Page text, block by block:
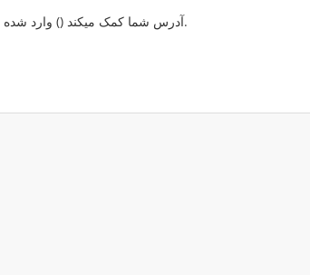
فرم سفارش در محیط امنی ایجاد میشود و به جلوگیری از تقلب با IP آدرس شما کمک میکند () وارد شده است.